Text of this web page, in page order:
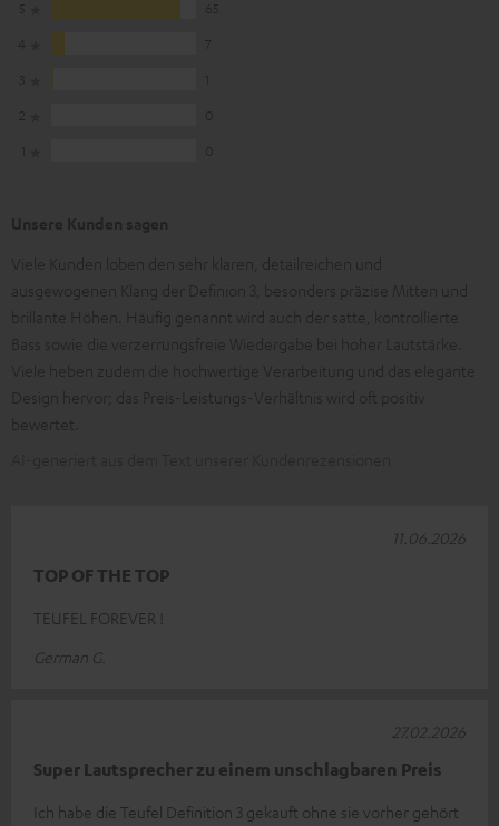
TOP OF THE TOP
TEUFEL FOREVER !
German G.
11.06.2026
Super Lautsprecher zu einem unschlagbaren Preis
Ich habe die Teufel Definition 3 gekauft ohne sie vorher gehört
27.02.2026